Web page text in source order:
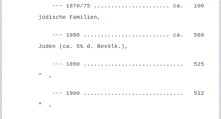
--- 1870/75 ...................... ca. 100
jüdische Familien,
--- 1880 ......................... ca. 560
Juden (ca. 5% d. Bevölk.),
--- 1890 ............................. 525
" ,
--- 1900 ............................. 512
“ ,